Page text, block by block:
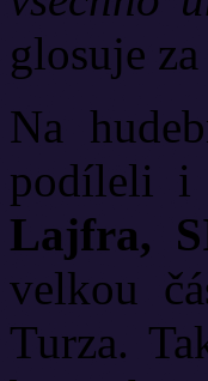
glosuje
Na
podíleli i
Lajfra,
velkou
Turza.